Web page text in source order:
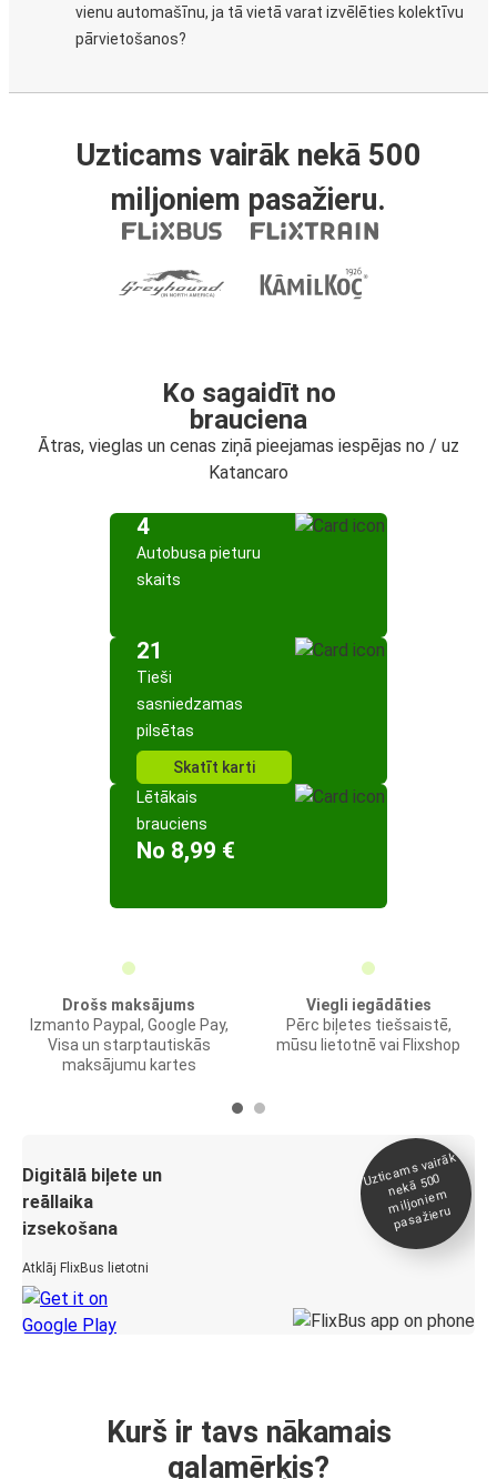
vienu automašīnu, ja tā vietā varat izvēlēties kolektīvu
pārvietošanos?
Uzticams vairāk nekā 500
miljoniem pasažieru.
Ko sagaidīt no
brauciena
Ātras, vieglas un cenas ziņā pieejamas iespējas no / uz
Katancaro
4
Autobusa pieturu
skaits
21
Tieši
sasniedzamas
pilsētas
Skatīt karti
Lētākais
brauciens
No 8,99 €
Drošs maksājums
Izmanto Paypal, Google Pay,
Visa un starptautiskās
maksājumu kartes
Viegli iegādāties
Pērc biļetes tiešsaistē,
mūsu lietotnē vai Flixshop
Digitālā biļete un
reāllaika
izsekošana
Atklāj FlixBus lietotni
Uztica
ms vairāk
nekā 500
miljonie
m
pasažieru
Kurš ir tavs nākamais
galamērķis?